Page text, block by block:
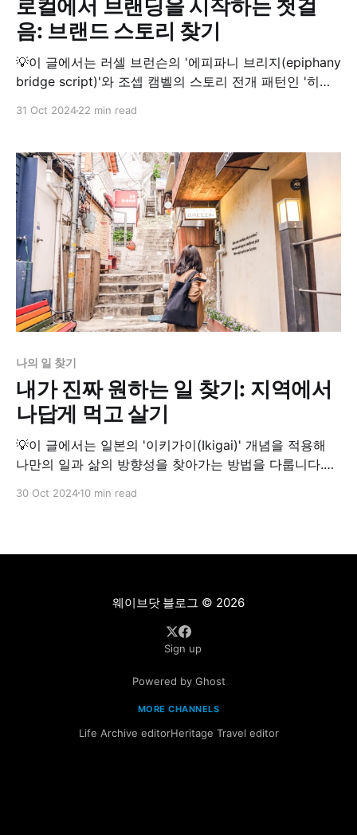
로컬에서 브랜딩을 시작하는 첫걸
음: 브랜드 스토리 찾기
💡이 글에서는 러셀 브런슨의 '에피파니 브리지(epiphany
bridge script)'와 조셉 캠벨의 스토리 전개 패턴인 '히어
하는게 효과적인가요? 창업을 고려할 때 많은 이들이
31 Oct 202422 min read
나의 일 찾기
내가 진짜 원하는 일 찾기: 지역에서
나답게 먹고 살기
💡이 글에서는 일본의 '이키가이(Ikigai)' 개념을 적용해
나만의 일과 삶의 방향성을 찾아가는 방법을 다룹니다.
우리가 진정 나답게 살 수 있게 하는 중요한 삶의 일부일
많은
30 Oct 202410 min read
웨이브닷 블로그 © 2026
Sign up
Powered by Ghost
MORE CHANNELS
Life Archive editorHeritage Travel editor